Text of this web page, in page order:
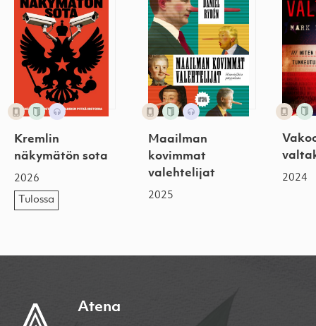
Kremlin
näkymätön sota
2026
Tulossa
Maailman
kovimmat
valehtelijat
2025
2024
Atena